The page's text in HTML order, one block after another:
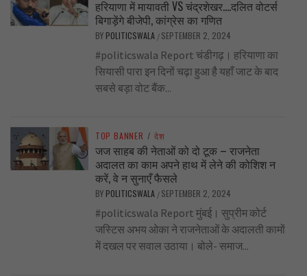
हरियाणा में मायावती VS चंद्रशेखर….दलित वोटर्स
बिगाड़ेंगे बीजेपी, कांग्रेस का गणित
BY POLITICSWALA / SEPTEMBER 2, 2024
#politicswala Report चंडीगढ़। हरियाणा का
सियासी पारा इन दिनों चढ़ा हुआ है यहाँ जाट के बाद
सबसे बड़ा वोट बैंक...
TOP BANNER / देश
जज साहब की नेताओं को दो टूक – राजनेता
अदालत का काम अपने हाथ में लेने की कोशिश न
करें, वे न सुनाएँ फैसले
BY POLITICSWALA / SEPTEMBER 2, 2024
#politicswala Report मुंबई। सुप्रीम कोर्ट
जस्टिस अभय ओका ने राजनेताओं के अदालती कामों
में दखल पर सवाल उठाया। बोले- समाज...